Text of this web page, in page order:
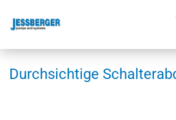
Durch­sich­ti­ge